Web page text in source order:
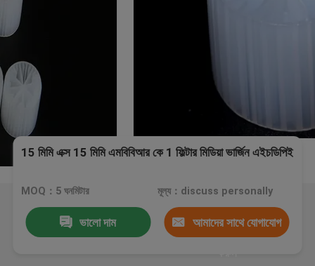
15 মিমি এক্স 15 মিমি এমবিবিআর কে 1 ফিল্টার মিডিয়া ভার্জিন এইচডিপিই
MOQ：5 ঘনমিটার মূল্য：discuss personally
ভালো দাম আমাদের সাথে যোগাযোগ